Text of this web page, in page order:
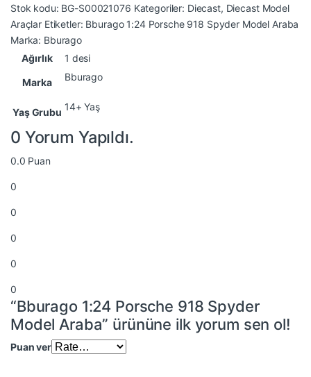
Stok kodu: BG-S00021076 Kategoriler: Diecast, Diecast Model
Araçlar Etiketler: Bburago 1:24 Porsche 918 Spyder Model Araba
Marka: Bburago
Ağırlık
1 desi
Marka Bburago
Yaş Grubu 14+ Yaş
0 Yorum Yapıldı.
0.0 Puan
0
0
0
0
0
“Bburago 1:24 Porsche 918 Spyder
Model Araba” ürününe ilk yorum sen ol!
Puan ver